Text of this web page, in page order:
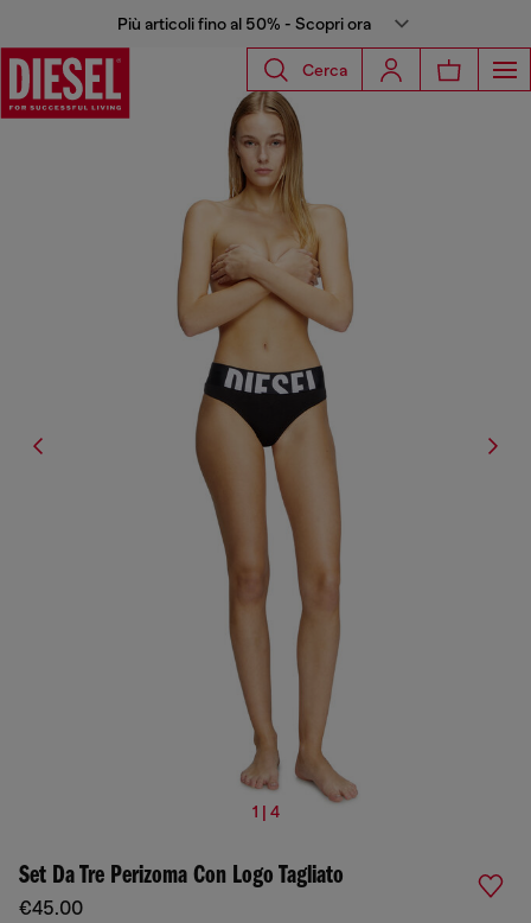
Più articoli fino al 50% - Scopri ora
Cerca
1 | 4
Set Da Tre Perizoma Con Logo Tagliato
€45.00